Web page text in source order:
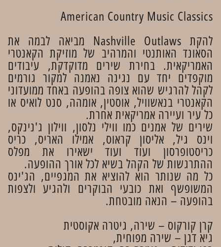
American Country Music Classics
להקת Nashville Outlaws מביאה לבמה את
הסאונד האותנטי והמרהיב של מוזיקת הקאנטרי
האמריקאית. בחירת שירים מדוקדקת, עיבודים
מוקפדים יחד עם נגינה נאמנה למקור גורמים
לקהל להרגיש שהוא צופה בהופעה באחד ממועדוני
הקאנטרי בנאשוויל, אוסטין, אומהה, סנט לואיס או
כל עיר ועיירה אמריקאית אחרת.
שירים של אמנים כמו ווילי נלסון, ווילון ג'נינקס,
וינס גיל, אליסון קראוס, אמילו האריס, כריס
כריסטופרסון ועוד ועוד ישאירו את מפלס
ההתרגשות של הקהל בשיא לכל אורך ההופעה.
כל מה שנותר הוא להוציא את המגפיים, הג'ינס
המשופשף ואת כובעי הבוקרים ולהגיע ולצפות
בהופעה – הנאה מובטחת.
קרן קורקוס – שירה, גיטרה אקוסטית
גיא דגן – שירה מפוחית,